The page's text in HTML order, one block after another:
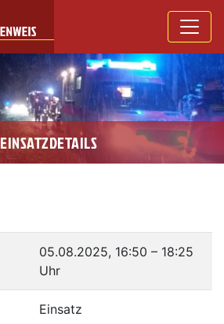
EINSATZDETAILS
05.08.2025, 16:50 – 18:25
Uhr
Einsatz